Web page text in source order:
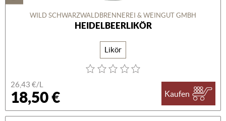
WILD SCHWARZWALDBRENNEREI & WEINGUT GMBH
HEIDELBEERLIKÖR
Likör
26,43 €/L
18,50 € Kaufen